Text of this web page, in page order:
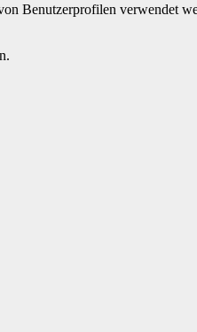
Benutzer­pro­filen ver­wen­det